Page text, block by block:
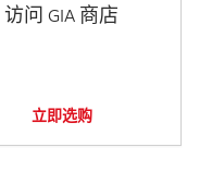
访问 GIA 商店
立即选购